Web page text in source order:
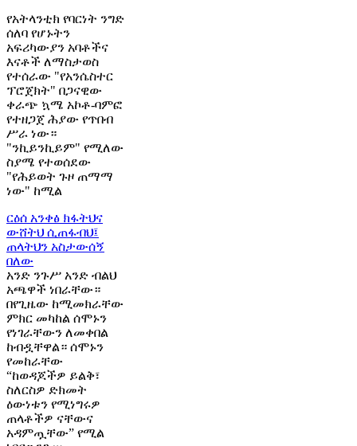
የአትላንቲክ የባርነት ንግድ
ሰለባ የሆኑትን
አፍሪካውያን አባቶችና
እናቶች ለማስታወስ
የተሰራው "የአንሴስተር
ፕሮጀክት" በጋናዊው
ቀራጭ ኳሜ አኮቶ-ባምፎ
የተዘጋጀ ሕያው የጥበብ
ሥራ ነው።
"ንኪይንኪይም" የሚለው
ስያሜ የተወሰደው
"የሕይወት ጉዞ ጠማማ
ነው" ከሚል
ርዕሰ አንቀፅ ክፋትህና
ውሸትህ ሲጠፋብህ፤
ጠላትህን አስታውሰኝ
በለው
አንድ ንጉሥ አንድ ብልህ
አጫዋች ነበራቸው።
በየጊዜው ከሚመክራቸው
ምክር መካከል ሰሞኑን
የነገራቸውን ለመቀበል
ከብዷቸዋል። ሰሞኑን
የመከራቸው
“ከወዳጆችዎ ይልቅ፣
ስለርስዎ ድክመት
ዕውነቱን የሚነግሩዎ
ጠላቶችዎ ናቸውና
አዳምጧቸው” የሚል